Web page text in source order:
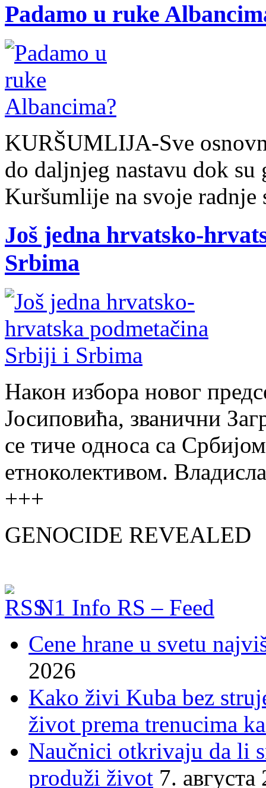
Padamo u ruke
KURŠUMLIJA-Sve
do daljnjeg nastavu dok
Kuršumlije na svoje
Još jedna hrvatsko-
Srbima
Након избора новог
Јосиповића, званични
се тиче односа са
етноколективом.
+++
GENOCIDE REVEALED
N1 Info RS – Feed
Cene hrane u svetu
2026
Kako živi Kuba bez
život prema trenucima
Naučnici otkrivaju da li
produži život 7. августа